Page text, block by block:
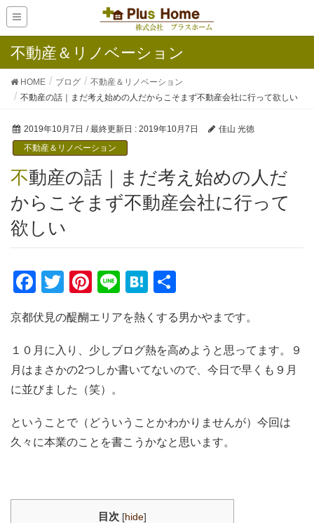
不動産＆リノベーション
HOME ブログ
不動産＆リノベーション
不動産の話｜まだ考え始めの人だからこそまず不動産会社に行って欲しい
2019年10月7日 / 最終更新日 : 2019年10月7日
佳山 光徳
不動産＆リノベーション
不動産の話｜まだ考え始めの人だ
からこそまず不動産会社に行って
欲しい
F
c
e
b
o
o
k
T
tt
er
Pi
er
e
st
Li
e
H
e
n
a
京都伏見の醍醐エリアを熱くする男かやまです。
１０月に入り、少しブログ熱を高めようと思ってます。９
月はまさかの2つしか書いてないので、今日で早くも９月
に並びました（笑）。
ということで（どういうことかわかりませんが）今回は
久々に本業のことを書こうかなと思います。
目次 [hide]